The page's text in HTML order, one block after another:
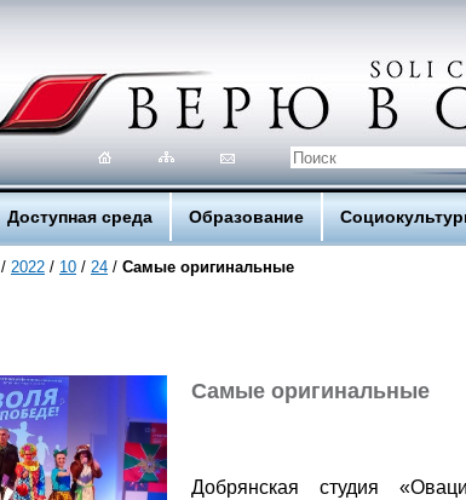
Доступная среда Образование
/ 2022 / 10 / 24 / Самые оригинальные
Самые оригинальные
Добрянская студия